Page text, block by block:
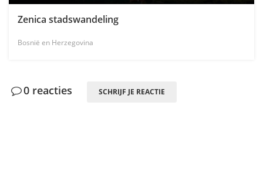
Zenica stadswandeling
Bosnië en Herzegovina
0 reacties SCHRIJF JE REACTIE